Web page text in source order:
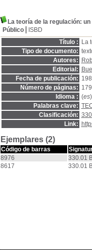
La teoría de la regulación:
Público
ISBD
Título :
La
Tipo de documento:
Autores:
Editorial:
Fecha de publicación:
Número de páginas:
Idioma : (es)
Palabras clave:
Clasificación:
Link:
Ejemplares (2)
Código de barras
8976
330.01
8617
330.01